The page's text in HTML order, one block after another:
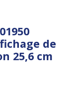
de
25,6 cm